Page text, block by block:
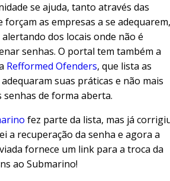
se ajuda, tanto através das
forçam as empresas a se adequarem,
dos locais onde não é
senhas. O portal tem também a
Refformed Ofenders, que lista as
suas práticas e não mais
senhas de forma aberta.
fez parte da lista, mas já
a recuperação da senha e agora a
fornece um link para a troca da
ao Submarino!